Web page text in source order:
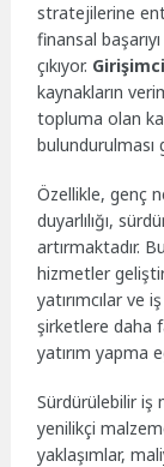
stratejilerine
finansal
çıkıyor.
kaynakların
topluma olan
bulundurulması
Özellikle, genç
duyarlılığı,
artırmaktadır.
hizmetler
yatırımcılar ve
şirketlere daha
yatırım yapma
Sürdürülebilir iş
yenilikçi
yaklaşımlar,